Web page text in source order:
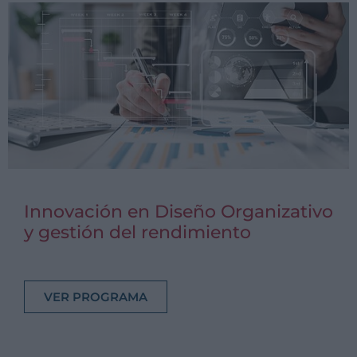
Innovación en Diseño Organizativo
y gestión del rendimiento
VER PROGRAMA